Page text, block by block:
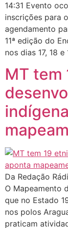
14:31 Evento
inscrições para
agendamento
11ª edição do
nos dias 17, 18
MT tem
Da Redação
O Mapeamento
que no Estado
nos polos
praticam